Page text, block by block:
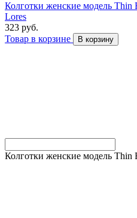
Колготки женские модель Thin
Lores
323 руб.
Товар в корзине
В корзину
Колготки женские модель Thin